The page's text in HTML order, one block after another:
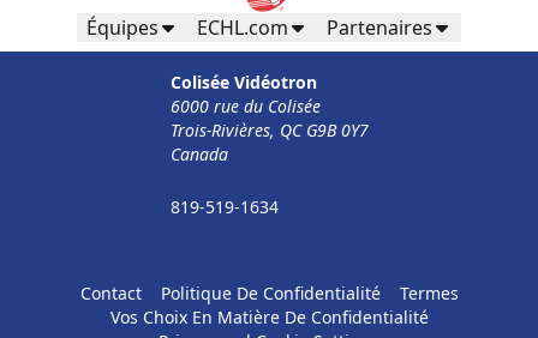
Équipes ECHL.com Partenaires
Colisée Vidéotron
6000 rue du Colisée
Trois-Rivières, QC G9B 0Y7
Canada
819-519-1634
Contact Politique De Confidentialité
Termes
Vos Choix En Matière De Confidentialité